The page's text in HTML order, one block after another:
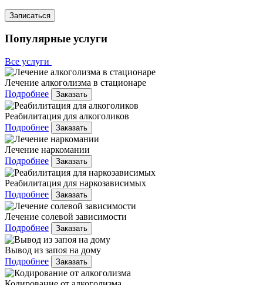
Записаться
Популярные услуги
Все услуги
Лечение алкоголизма в стационаре
Подробнее
Заказать
Реабилитация для алкоголиков
Подробнее
Заказать
Лечение наркомании
Подробнее
Заказать
Реабилитация для наркозависимых
Подробнее
Заказать
Лечение солевой зависимости
Подробнее
Заказать
Вывод из запоя на дому
Подробнее
Заказать